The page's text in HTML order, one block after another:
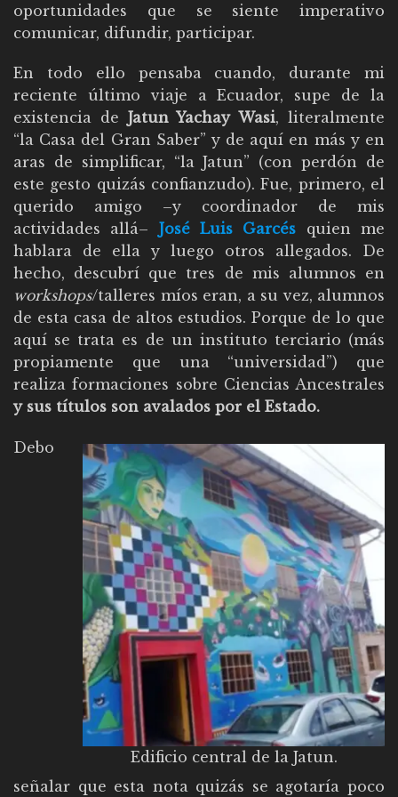
oportunidades que se siente imperativo
comunicar, difundir, participar.
En todo ello pensaba cuando, durante mi
reciente último viaje a Ecuador, supe de la
existencia de Jatun Yachay Wasi, literalmente
“la Casa del Gran Saber” y de aquí en más y en
aras de simplificar, “la Jatun” (con perdón de
este gesto quizás confianzudo). Fue, primero, el
querido amigo –y coordinador de mis
actividades allá– José Luis Garcés quien me
hablara de ella y luego otros allegados. De
hecho, descubrí que tres de mis alumnos en
workshops/talleres míos eran, a su vez, alumnos
de esta casa de altos estudios. Porque de lo que
aquí se trata es de un instituto terciario (más
propiamente que una “universidad”) que
realiza formaciones sobre Ciencias Ancestrales
y sus títulos son avalados por el Estado.
Edificio central de la Jatun.
Debo
señalar que esta nota quizás se agotaría poco